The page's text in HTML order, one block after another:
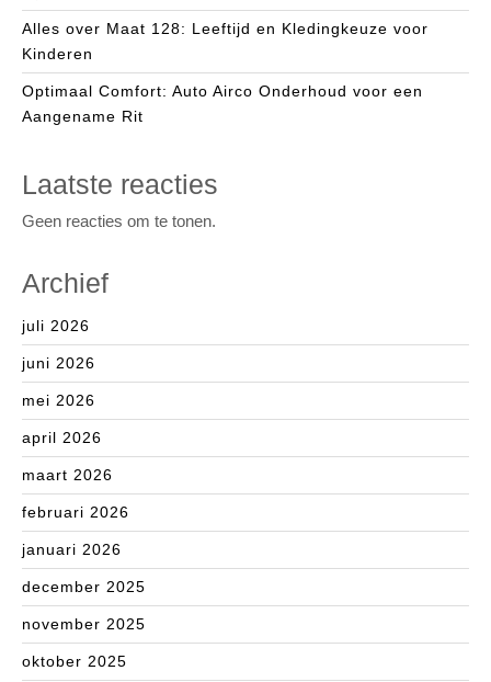
Alles over Maat 128: Leeftijd en Kledingkeuze voor
Kinderen
Optimaal Comfort: Auto Airco Onderhoud voor een
Aangename Rit
Laatste reacties
Geen reacties om te tonen.
Archief
juli 2026
juni 2026
mei 2026
april 2026
maart 2026
februari 2026
januari 2026
december 2025
november 2025
oktober 2025